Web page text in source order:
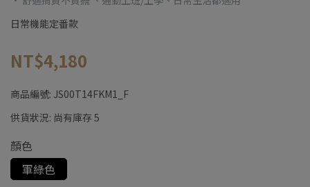
日常機能定番款
NT$4,180
商品編號: JS00T14FKM1_F
供貨狀況: 尚有庫存 5
顏色
軍綠色